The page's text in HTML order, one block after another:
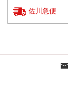
佐川急便